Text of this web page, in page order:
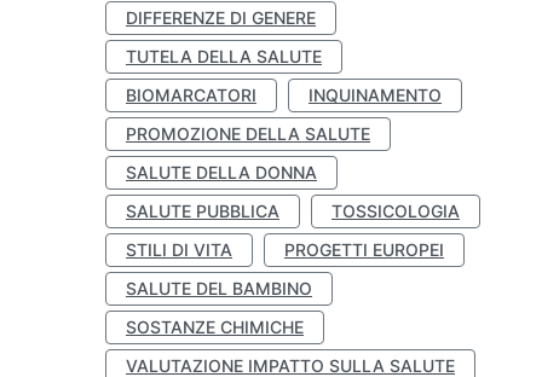
DIFFERENZE DI GENERE
TUTELA DELLA SALUTE
BIOMARCATORI
INQUINAMENTO
PROMOZIONE DELLA SALUTE
SALUTE DELLA DONNA
SALUTE PUBBLICA
TOSSICOLOGIA
STILI DI VITA
PROGETTI EUROPEI
SALUTE DEL BAMBINO
SOSTANZE CHIMICHE
VALUTAZIONE IMPATTO SULLA SALUTE